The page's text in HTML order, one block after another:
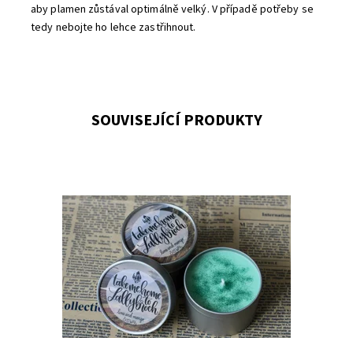
aby plamen zůstával optimálně velký. V případě potřeby se
tedy nebojte ho lehce zastřihnout.
SOUVISEJÍCÍ PRODUKTY
Svěží limeta a lehce nasládlé mango.
Dostupnost:
Skladem 2
Kód:
598